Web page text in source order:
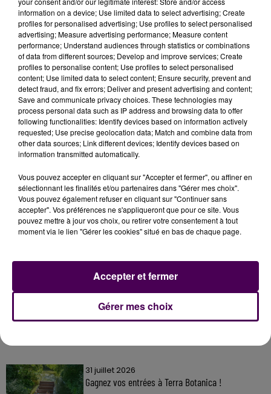
qu'elle veut implanter au plus près de ses racines -ses
parents et grands-parents étaient ostréiculteurs-
dans le Bessin, sur le littoral calvadosien. Les algues
seront produitesnon pas directement sur l'estran,
mais dans des bassins situés à terre. Pour
commencer à concrétiser un projet qu'elle a plannifié
sur une durée totale de deux ans, l'intéressée a lancé
une cagnotte en ligne avec pour objectif de
collecter 9 000 euros: à une dizaine de jours de
l'échéance, une somme de plus de 7 300 euros a déjà
été atteinte grâce aux contributions de quelque
quatre-vingts donateurs sur le site
sous l'intitulé"Cultivons ensemble les premières
algues normandes".
31 juillet 2026
Gagnez vos entrées à Terra Botanica !
information on a device; Use limited data to select advertising; Create
profiles for personalised advertising; Use profiles to select personalised
advertising; Measure advertising performance; Measure content
performance; Understand audiences through statistics or combinations
of data from different sources; Develop and improve services; Create
profiles to personalise content; Use profiles to select personalised
content; Use limited data to select content; Ensure security, prevent and
detect fraud, and fix errors; Deliver and present advertising and content;
Save and communicate privacy choices. These technologies may
process personal data such as IP address and browsing data to offer
following functionalities: Identify devices based on information actively
requested; Use precise geolocation data; Match and combine data from
other data sources; Link different devices; Identify devices based on
information transmitted automatically.
Vous pouvez accepter en cliquant sur "Accepter et fermer", ou affiner en
sélectionnant les finalités et/ou partenaires dans "Gérer mes choix".
Vous pouvez également refuser en cliquant sur "Continuer sans
accepter". Vos préférences ne s'appliqueront que pour ce site. Vous
pouvez mettre à jour vos choix, ou retirer votre consentement à tout
moment via le lien "Gérer les cookies" situé en bas de chaque page.
Gérer mes choix
Accepter et fermer